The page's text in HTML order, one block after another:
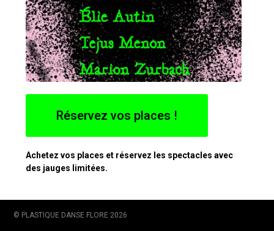
Réservez vos places !
Achetez vos places et réservez les spectacles avec
des jauges limitées.
15 € tarif réduit *
© PLASTIQUE DANSE FLORE 2026